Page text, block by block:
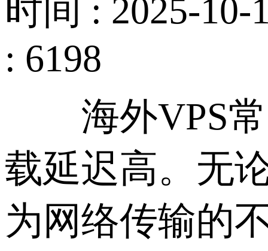
时间 : 2025-10-
: 6198
海外VPS常
载延迟高。无
为网络传输的